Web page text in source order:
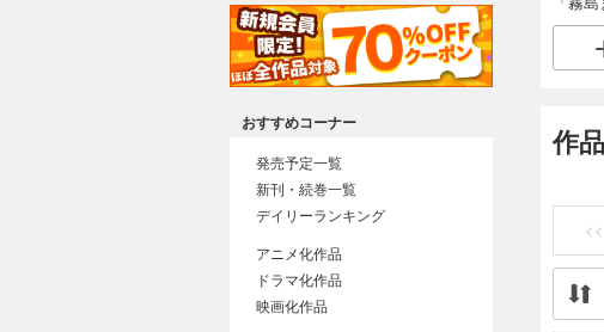
作
<<
おすすめコーナー
発売予定一覧
新刊・続巻一覧
デイリーランキング
アニメ化作品
ドラマ化作品
映画化作品